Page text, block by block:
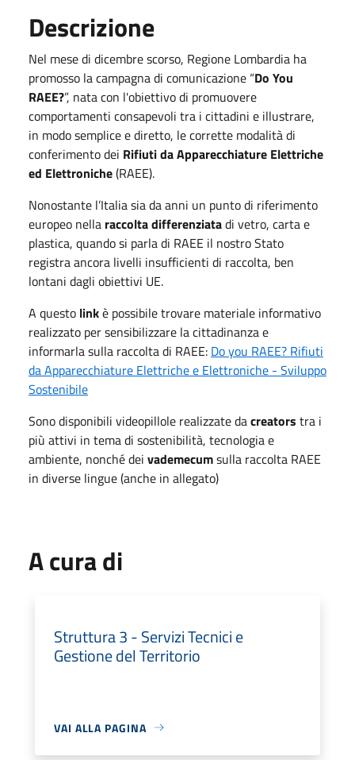
Descrizione
Nel mese di dicembre scorso, Regione Lombardia ha
promosso la campagna di comunicazione “Do You
RAEE?”, nata con l'obiettivo di promuovere
comportamenti consapevoli tra i cittadini e illustrare,
in modo semplice e diretto, le corrette modalità di
conferimento dei Rifiuti da Apparecchiature Elettriche
ed Elettroniche(RAEE).
Nonostante l’Italia sia da anni un punto di riferimento
europeo nella raccolta differenziatadi vetro, carta e
plastica, quando si parla di RAEE il nostro Stato
registra ancora livelli insufficienti di raccolta, ben
lontani dagli obiettivi UE.
A questo linkè possibile trovare materiale informativo
realizzato per sensibilizzare la cittadinanza e
informarla sulla raccolta di RAEE: Do you RAEE? Rifiuti
da Apparecchiature Elettriche e Elettroniche - Sviluppo
Sostenibile
Sono disponibili videopillole realizzate dacreators tra i
più attivi in tema di sostenibilità, tecnologia e
ambiente, nonché dei vademecumsulla raccolta RAEE
in diverse lingue (anche in allegato)
A cura di
Struttura 3 - Servizi Tecnici e
Gestione del Territorio
VAI ALLA PAGINA